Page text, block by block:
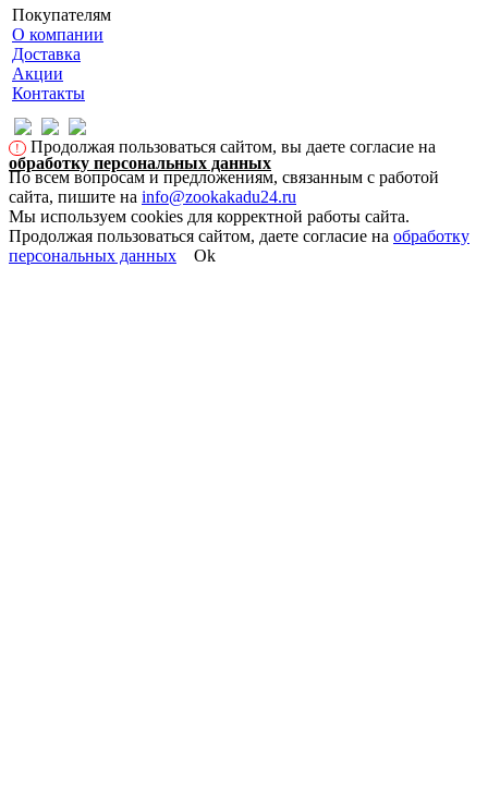
Покупателям
О компании
Доставка
Акции
Контакты
!
Продолжая пользоваться сайтом, вы даете согласие на
обработку персональных данных
По всем вопросам и предложениям, связанным с работой
сайта, пишите на info@zookakadu24.ru
Мы используем cookies для корректной работы сайта.
Продолжая пользоваться сайтом, даете согласие на обработку
персональных данных
Ok